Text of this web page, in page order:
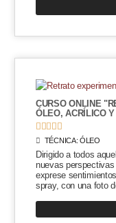
CURSO ONLINE
ÓLEO, ACRÍLICO
    
TÉCNICA:ÓLEO
Dirigido a todos
nuevas
exprese
spray, con una foto